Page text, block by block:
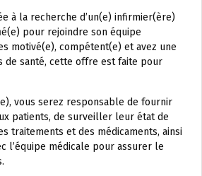
à la recherche d’un(e) infirmier(ère)
pour rejoindre son équipe
motivé(e), compétent(e) et avez une
de santé, cette offre est faite pour
vous serez responsable de fournir
patients, de surveiller leur état de
traitements et des médicaments, ainsi
l’équipe médicale pour assurer le